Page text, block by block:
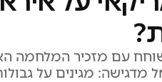
עם מזכיר המלחמה
מדגישה: מגינים על